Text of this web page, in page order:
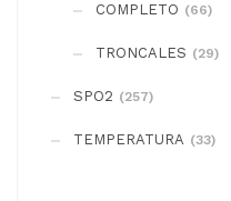
COMPLETO (66)
TRONCALES (29)
SPO2 (257)
TEMPERATURA (33)